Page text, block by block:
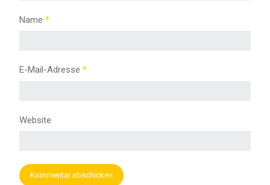
Name *
E-Mail-Adresse *
Website